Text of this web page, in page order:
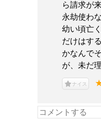
ら請求が
永劫使わ
幼い頃亡
だけはす
かなんで
が、未だ
ナイス